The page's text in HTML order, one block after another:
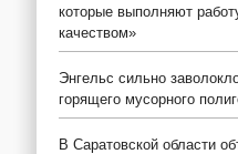
которые выполняют
качеством»
Энгельс сильно
горящего мусорного
В Саратовской области